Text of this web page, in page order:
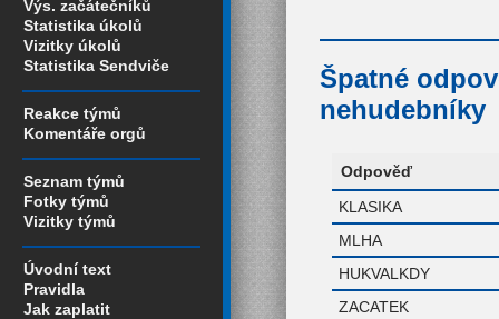
Výs. začátečníků
Statistika úkolů
Vizitky úkolů
Statistika Sendviče
Reakce týmů
Komentáře orgů
Seznam týmů
Fotky týmů
Vizitky týmů
Úvodní text
Pravidla
Jak zaplatit
Špatné
nehudebníky
Odpověď
KLASIKA
MLHA
HUKVALKDY
ZACATEK